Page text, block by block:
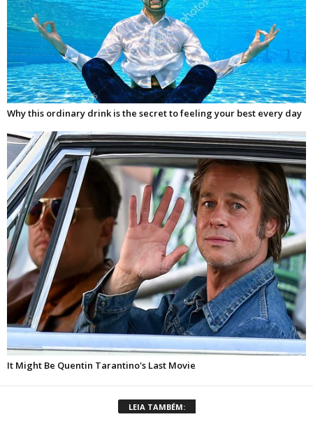
LEIA TAMBÉM: